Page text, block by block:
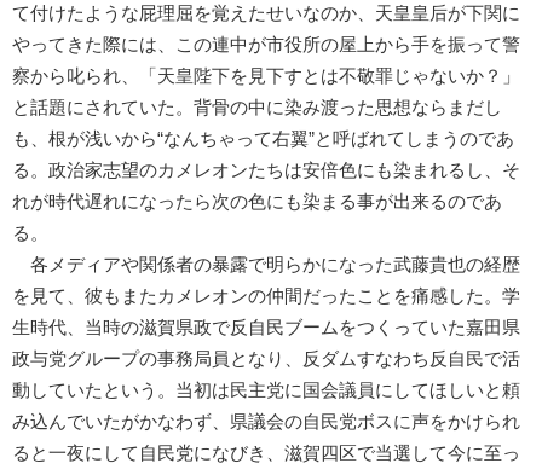
て付けたような屁理屈を覚えたせいなのか、天皇皇后が下関に
やってきた際には、この連中が市役所の屋上から手を振って警
察から叱られ、「天皇陛下を見下すとは不敬罪じゃないか？」
と話題にされていた。背骨の中に染み渡った思想ならまだし
も、根が浅いから“なんちゃって右翼”と呼ばれてしまうのであ
る。政治家志望のカメレオンたちは安倍色にも染まれるし、そ
れが時代遅れになったら次の色にも染まる事が出来るのであ
る。
各メディアや関係者の暴露で明らかになった武藤貴也の経歴
を見て、彼もまたカメレオンの仲間だったことを痛感した。学
生時代、当時の滋賀県政で反自民ブームをつくっていた嘉田県
政与党グループの事務局員となり、反ダムすなわち反自民で活
動していたという。当初は民主党に国会議員にしてほしいと頼
み込んでいたがかなわず、県議会の自民党ボスに声をかけられ
ると一夜にして自民党になびき、滋賀四区で当選して今に至っ